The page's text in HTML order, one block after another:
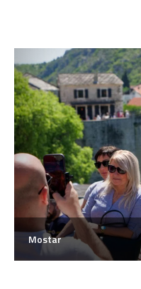
Mostar